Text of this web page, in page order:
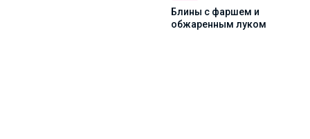
Блины с фаршем и
обжаренным луком